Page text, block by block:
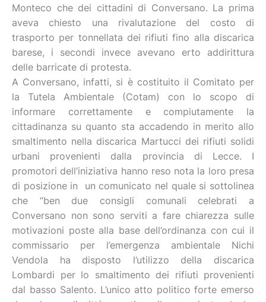
Monteco che dei cittadini di Conversano. La prima
aveva chiesto una rivalutazione del costo di
trasporto per tonnellata dei rifiuti fino alla discarica
barese, i secondi invece avevano erto addirittura
delle barricate di protesta.
A Conversano, infatti, si è costituito il Comitato per
la Tutela Ambientale (Cotam) con lo scopo di
informare correttamente e compiutamente la
cittadinanza su quanto sta accadendo in merito allo
smaltimento nella discarica Martucci dei rifiuti solidi
urbani provenienti dalla provincia di Lecce. I
promotori dell’iniziativa hanno reso nota la loro presa
di posizione in un comunicato nel quale si sottolinea
che “ben due consigli comunali celebrati a
Conversano non sono serviti a fare chiarezza sulle
motivazioni poste alla base dell’ordinanza con cui il
commissario per l’emergenza ambientale Nichi
Vendola ha disposto l’utilizzo della discarica
Lombardi per lo smaltimento dei rifiuti provenienti
dal basso Salento. L’unico atto politico forte emerso